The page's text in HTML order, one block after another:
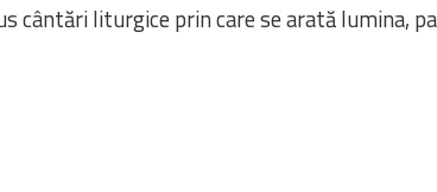
cântări liturgice prin care se arată lumina,